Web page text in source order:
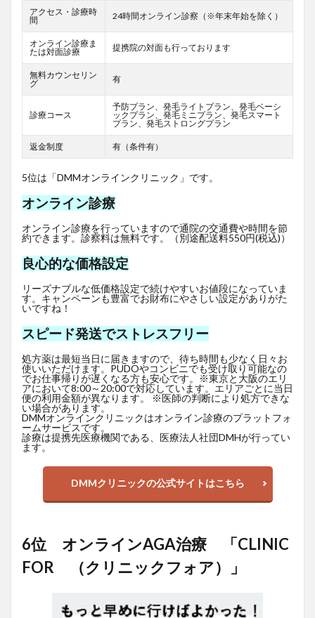
アクセス・診療時
間
24時間オンライン診察（※年末年始を除く）
オンライン診療ま
たは対面診療
提携院の対面も行っております
無料カウンセリン
グ
有
診療コース
予防プラン、発毛ライトプラン、発毛ベーシ
ックプラン、発毛ミニプラン、発毛スマート
プラン、発毛ストロングプラン
返金制度 有（条件有）
5位は「DMMオンラインクリニック」です。
オンライン診療
オンライン診療を行っていますので通院の交通費や時間を節
約できます。診察料は無料です。（別途配送料550円(税込)）
良心的な価格設定
リーズナブルな低価格設定で続けやすいお値段になっていま
す。キャンペーンも豊富でお財布にやさしい設定がありがた
いですね！
スピード発送でストレスフリー
処方薬は最短当日に届きますので、待ち時間も少なく日々お
使いいただけます。PUDOやコンビニでも受け取り可能なの
でお仕事帰りが遅くなる方も安心です。※東京と大阪のエリ
アにおいて8:00～20:00で対応しています。エリアごとに当日
便の利用金額が異なります。 ※医師の判断により処方できな
い場合があります。
DMMオンラインクリニックはオンライン診療のプラットフォ
ームサービスです。
診療は提携先医療機関である、医療法人社団DMHが行ってい
ます。
DMMクリニックの公式サイトはこちら
6位 オンラインAGA治療 「CLINIC
FOR （クリニックフォア）」